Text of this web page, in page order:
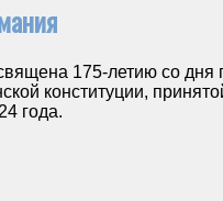
175-летию со дня
конституции,
года.